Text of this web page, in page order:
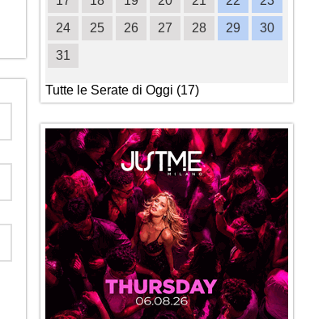
24
25 26 27 28 29
30
31
Tutte le Serate di Oggi (17)